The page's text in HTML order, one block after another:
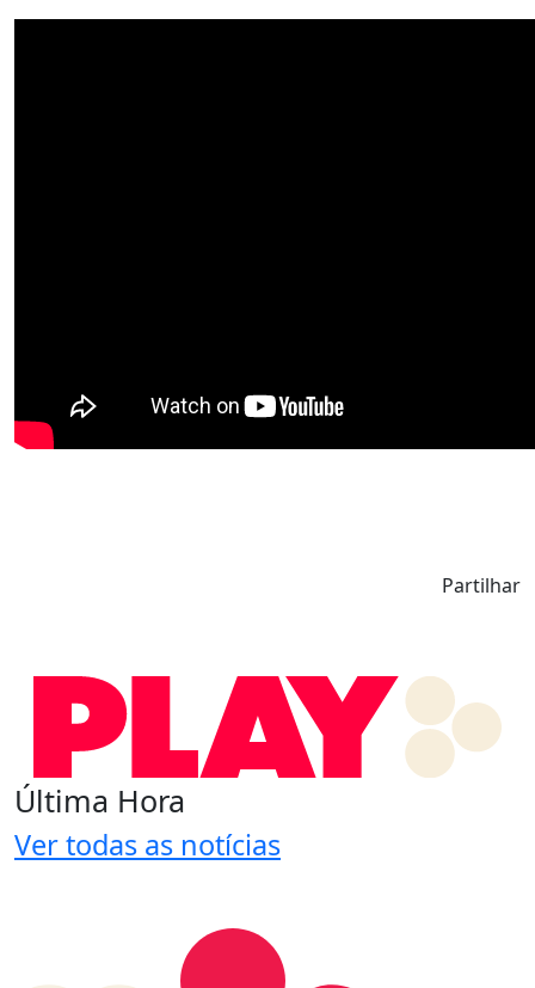
Partilhar
Última Hora
Ver todas as notícias